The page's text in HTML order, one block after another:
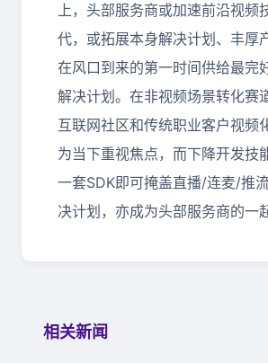
上，头部服务商或加速前沿视频
代，或拓展本身解决计划、丰厚
在风口到来的第一时间供给最完
解决计划。在非视频场景转化赛
互联网社区和传统职业客户视频
为当下重视焦点，而下降开发技
一套SDK即可掩盖直播/连麦/推
决计划，亦成为头部服务商的一
相关新闻